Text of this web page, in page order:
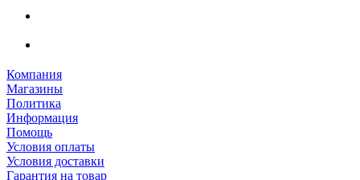
Компания
Магазины
Политика
Информация
Помощь
Условия оплаты
Условия доставки
Гарантия на товар